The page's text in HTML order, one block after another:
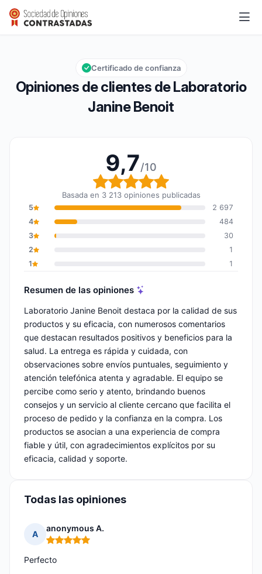
Laboratorio Janine Benoit
Calificación global: 9,7 de 10
9,7/10
Opiniones de clientes de Laboratorio
Janine Benoit
Certificado de confianza
9,7/10
Calificación global: 9,7
Basada en 3 213 opiniones publicadas
5
2 697
4
484
3
30
2
1
1
1
Resumen de las opiniones
Laboratorio Janine Benoit destaca por la calidad de sus
productos y su eficacia, con numerosos comentarios
que destacan resultados positivos y beneficios para la
salud. La entrega es rápida y cuidada, con
observaciones sobre envíos puntuales, seguimiento y
atención telefónica atenta y agradable. El equipo se
percibe como serio y atento, brindando buenos
consejos y un servicio al cliente cercano que facilita el
proceso de pedido y la confianza en la compra. Los
productos se asocian a una experiencia de compra
fiable y útil, con agradecimientos explícitos por su
eficacia, calidad y soporte.
Todas las opiniones
A
anonymous A.
Nota: 5 de 5
Perfecto